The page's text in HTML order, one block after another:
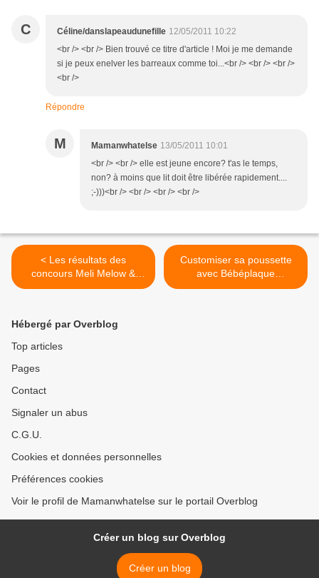
C Céline/danslapeaudunefille 12/05/2011 10:22
<br /> <br /> Bien trouvé ce titre d'article ! Moi je me demande
si je peux enelver les barreaux comme toi...<br /> <br /> <br />
<br />
Répondre
M Mamanwhatelse 13/05/2011 10:01
<br /> <br /> elle est jeune encore? t'as le temps,
non? à moins que lit doit être libérée rapidement....
;-)))<br /> <br /> <br /> <br />
< Les résultats des
concours Meli Melow &
Pileac
Customiser sa poussette
avec Bébéplaque
[Concours inside] >
Hébergé par Overblog
Top articles
Pages
Contact
Signaler un abus
C.G.U.
Cookies et données personnelles
Préférences cookies
Voir le profil de Mamanwhatelse sur le portail Overblog
Créer un blog sur Overblog
Créer un blog